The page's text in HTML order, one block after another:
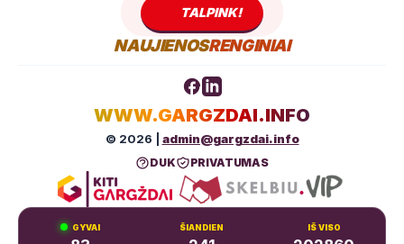
TALPINK!
NAUJIENOSRENGINIAI
WWW.GARGZDAI.INFO
© 2026 | admin@gargzdai.info
DUK PRIVATUMAS
GYVAI ŠIANDIEN IŠ VISO